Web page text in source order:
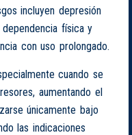
incluyen depresión
física y
con uso prolongado.
cuando se
aumentando el
únicamente bajo
las indicaciones